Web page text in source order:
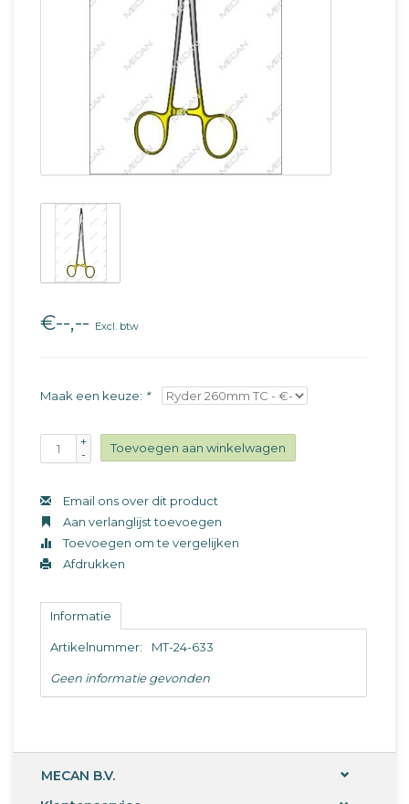
€--,-- Excl. btw
Maak een keuze: *
+
-
Toevoegen aan winkelwagen
Email ons over dit product
Aan verlanglijst toevoegen
Toevoegen om te vergelijken
Afdrukken
Informatie
Artikelnummer: MT-24-633
Geen informatie gevonden
MECAN B.V.